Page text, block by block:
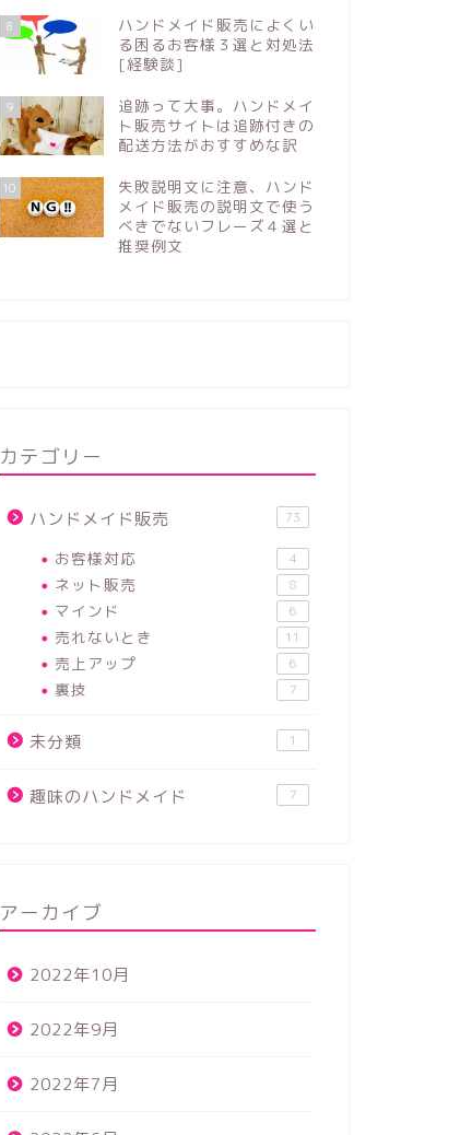
8
ハンドメイド販売によくい
る困るお客様３選と対処法
[経験談]
9
追跡って大事。ハンドメイ
ト販売サイトは追跡付きの
配送方法がおすすめな訳
10
失敗説明文に注意、ハンド
メイド販売の説明文で使う
べきでないフレーズ４選と
推奨例文
カテゴリー
ハンドメイド販売 73
お客様対応 4
ネット販売 8
マインド 6
売れないとき 11
売上アップ 6
裏技 7
未分類 1
趣味のハンドメイド 7
アーカイブ
2022年10月
2022年9月
2022年7月